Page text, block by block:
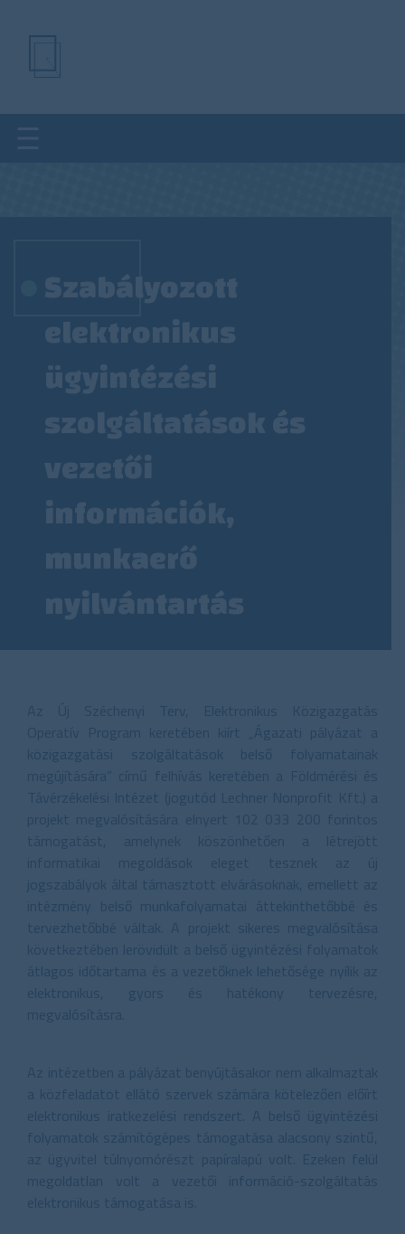
Szabályozott
elektronikus
ügyintézési
szolgáltatások és
vezetői
információk,
munkaerő
nyilvántartás
Az Új Széchenyi Terv, Elektronikus Közigazgatás
Operatív Program keretében kiírt „Ágazati pályázat a
közigazgatási szolgáltatások belső folyamatainak
megújítására” című felhívás keretében a Földmérési és
Távérzékelési Intézet (jogutód Lechner Nonprofit Kft.) a
projekt megvalósítására elnyert 102 033 200 forintos
támogatást, amelynek köszönhetően a létrejött
informatikai megoldások eleget tesznek az új
jogszabályok által támasztott elvárásoknak, emellett az
intézmény belső munkafolyamatai áttekinthetőbbé és
tervezhetőbbé váltak. A projekt sikeres megvalósítása
következtében lerövidült a belső ügyintézési folyamatok
átlagos időtartama és a vezetőknek lehetősége nyílik az
elektronikus, gyors és hatékony tervezésre,
megvalósításra.
Az intézetben a pályázat benyújtásakor nem alkalmaztak
a közfeladatot ellátó szervek számára kötelezően előírt
elektronikus iratkezelési rendszert. A belső ügyintézési
folyamatok számítógépes támogatása alacsony szintű,
az ügyvitel túlnyomórészt papíralapú volt. Ezeken felül
megoldatlan volt a vezetői információ-szolgáltatás
elektronikus támogatása is.